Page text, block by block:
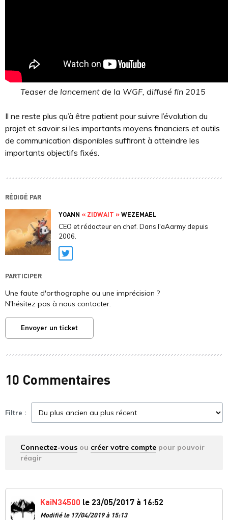
Teaser de lancement de la WGF, diffusé fin 2015
Il ne reste plus qu’à être patient pour suivre l’évolution du
projet et savoir si les importants moyens financiers et outils
de communication disponibles suffiront à atteindre les
importants objectifs fixés.
RÉDIGÉ PAR
YOANN « ZIDWAIT »WEZEMAEL
CEO et rédacteur en chef. Dans l'aAarmy depuis
2006.
Twitter
PARTICIPER
Une faute d'orthographe ou une imprécision ?
N'hésitez pas à nous contacter.
Envoyer un ticket
10 Commentaires
Filtre :
Connectez-vous ou créer votre compte pour pouvoir
réagir
KaiN34500 le 23/05/2017 à 16:52
Modifié le 17/04/2019 à 15:13